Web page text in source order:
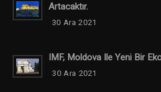
Artacaktır.
30 Ara 2021
IMF, Moldova Ile Yeni Bir
30 Ara 2021